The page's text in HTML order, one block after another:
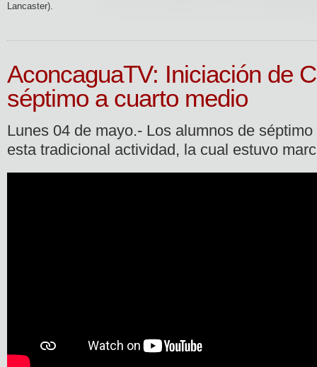
Lancaster).
AconcaguaTV: Iniciación de
séptimo a cuarto medio
Lunes 04 de mayo.- Los alumnos de
esta tradicional actividad, la cual estuvo